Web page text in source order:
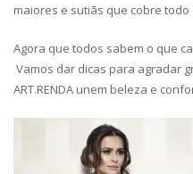
maiores e sutiãs que cobre
Agora que todos sabem o que
Vamos dar dicas para agradar
ART.RENDA unem beleza e